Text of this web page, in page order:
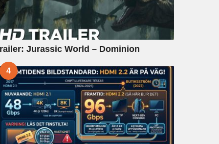
Jurassic World – Dominion
4